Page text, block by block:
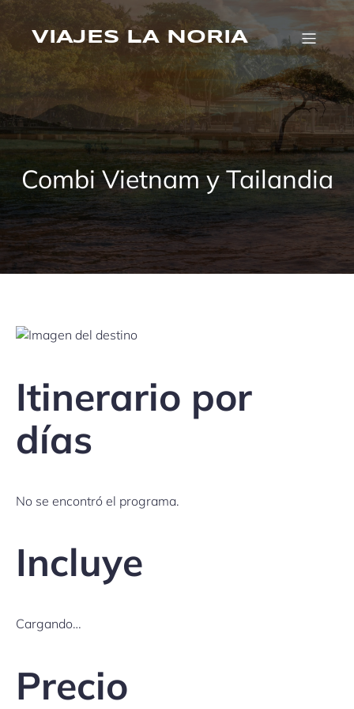
Saltar
contenidoVIAJES LA NORIA
Combi Vietnam y Tailandia
Itinerario por
días
No se encontró el programa.
Incluye
Cargando…
Precio